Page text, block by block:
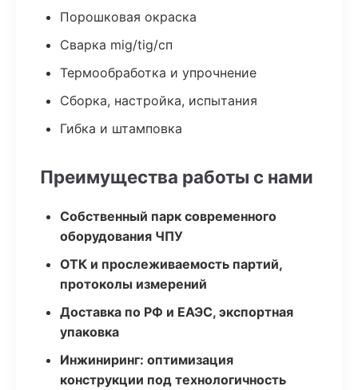
Порошковая окраска
Сварка mig/tig/сп
Термообработка и упрочнение
Сборка, настройка, испытания
Гибка и штамповка
Преимущества работы с нами
Собственный парк современного
оборудования ЧПУ
ОТК и прослеживаемость партий,
протоколы измерений
Доставка по РФ и ЕАЭС, экспортная
упаковка
Инжиниринг: оптимизация
конструкции под технологичность